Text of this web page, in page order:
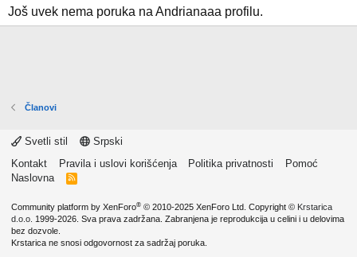
Još uvek nema poruka na Andrianaaa profilu.
Članovi
Svetli stil
Srpski
Kontakt
Pravila i uslovi korišćenja Politika privatnosti
Pomoć
Naslovna
R
Community platform by XenForo® © 2010-2025 XenForo Ltd. Copyright © Krstarica
d.o.o. 1999-2026. Sva prava zadržana. Zabranjena je reprodukcija u celini i u delovima
bez dozvole.
Krstarica ne snosi odgovornost za sadržaj poruka.